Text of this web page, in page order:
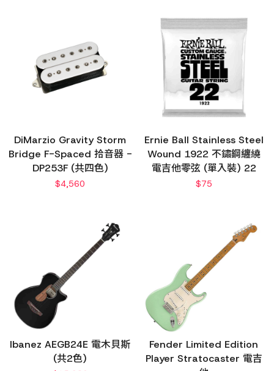
DiMarzio Gravity Storm
Bridge F-Spaced 拾音器 -
DP253F (共四色)
$4,560
Ernie Ball Stainless Steel
Wound 1922 不鏽鋼纏繞
電吉他零弦 (單入裝) 22
$75
Ibanez AEGB24E 電木貝斯
(共2色)
Fender Limited Edition
Player Stratocaster 電吉